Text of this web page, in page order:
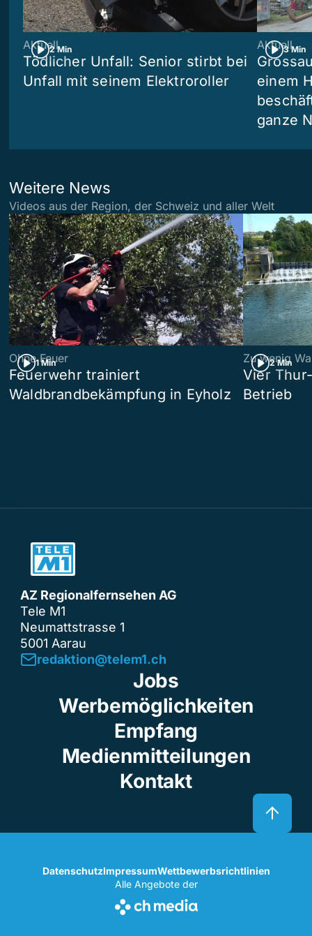
2 Min
Aktuell
Tödlicher Unfall: Senior stirbt bei
Unfall mit seinem Elektroroller
3 Min
Aktuell
einem
ganze
Weitere News
Videos aus der Region, der Schweiz und aller Welt
1 Min
Ohne Feuer
Feuerwehr trainiert
Waldbrandbekämpfung in Eyholz
2 Min
Zu wenig
Vier
Betrieb
AZ Regionalfernsehen AG
Tele M1
Neumattstrasse 1
5001 Aarau
redaktion@telem1.ch
Jobs
Werbemöglichkeiten
Empfang
Medienmitteilungen
Kontakt
DatenschutzImpressumWettbewerbsrichtlinien
Alle Angebote der